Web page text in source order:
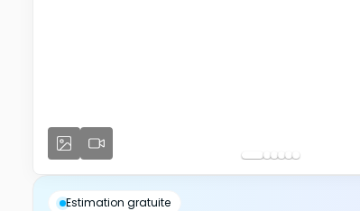
Estimation gratuite